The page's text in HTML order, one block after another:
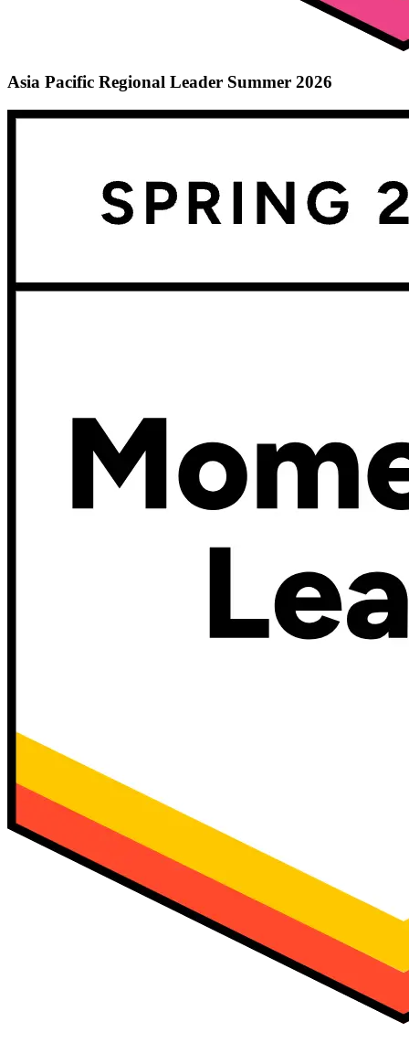
Asia Pacific Regional Leader Summer 2026